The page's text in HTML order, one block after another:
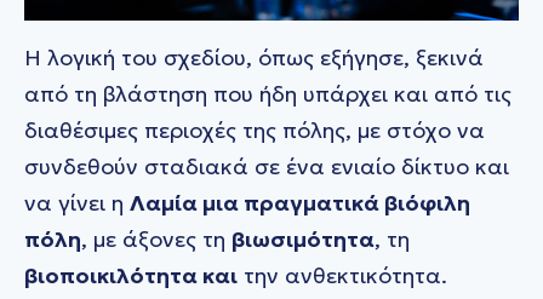
Η λογική του σχεδίου, όπως εξήγησε, ξεκινά
από τη βλάστηση που ήδη υπάρχει και από τις
διαθέσιμες περιοχές της πόλης, με στόχο να
συνδεθούν σταδιακά σε ένα ενιαίο δίκτυο και
να γίνει η Λαμία μια πραγματικά βιόφιλη
πόλη, με άξονες τη βιωσιμότητα, τη
βιοποικιλότητα και την ανθεκτικότητα.